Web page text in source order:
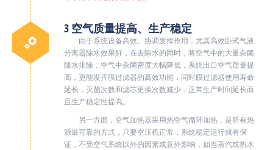
3 空气质量提高、生产稳定
由于系统设备高效、协调发挥作用，尤其高效卧式气液
分离器除水效果好，在去除水的同时，将空气中的大量杂菌
随水排除，空气中杂菌密度大幅降低，系统出口空气质量提
高，更能发挥膜过滤器的高效功能，同时膜过滤器使用寿命
延长，灭菌次数和滤芯更换次数减少，正常生产时间延长而
且生产稳定性提高。
另一方面，空气加热器采用热空气循环加热，是所有热
源最可靠的方式，只要空压机正常，系统稳定运行就有保
证，不受空气系统以外的因素或意外影响，如当蒸汽或热水